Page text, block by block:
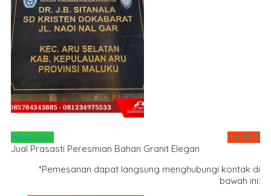
Whatsapp
via SMS
Jual Prasasti Peresmian Bahan Granit Elegan
*Pemesanan dapat langsung menghubungi kontak di
bawah ini: